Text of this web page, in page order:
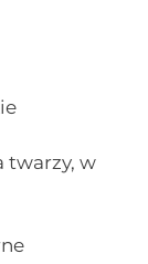
twarzy, w